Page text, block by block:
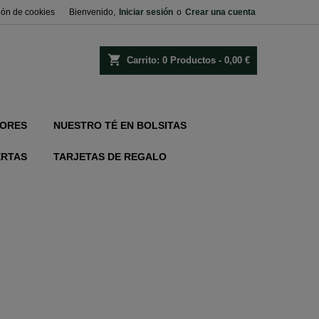
Bienvenido, Iniciar sesión o Crear una cuenta
de cookies
shopping_cart Carrito: 0 Productos - 0,00 €
NUESTRO TÉ EN BOLSITAS
TARJETAS DE REGALO